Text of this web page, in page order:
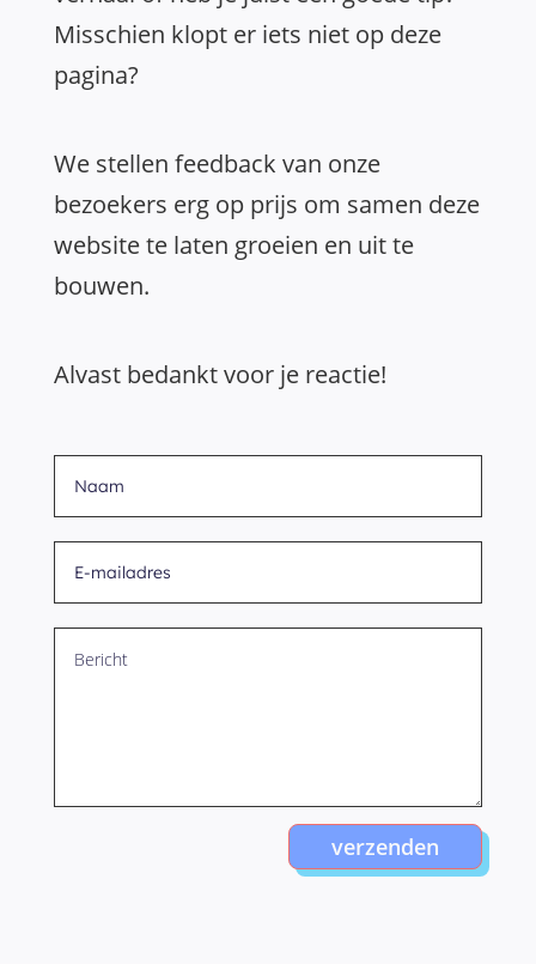
Misschien klopt er iets niet op deze
pagina?
We stellen feedback van onze
bezoekers erg op prijs om samen deze
website te laten groeien en uit te
bouwen.
Alvast bedankt voor je reactie!
verzenden